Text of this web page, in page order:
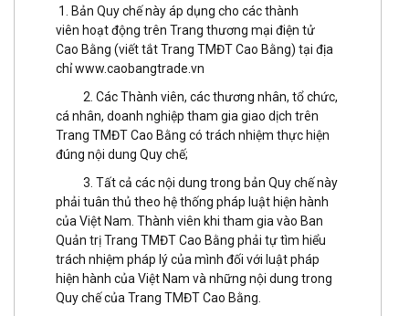
1. Bản Quy chế này áp dụng cho các thành
viên hoạt động trên Trang thương mại điện tử
Cao Bằng (viết tắt Trang TMĐT Cao Bằng) tại địa
chỉwww.caobangtrade.vn
2. Các Thành viên, các thương nhân, tổ chức,
cá nhân, doanh nghiệp tham gia giao dịch trên
Trang TMĐT Cao Bằng có trách nhiệm thực hiện
đúng nội dung Quy chế;
3. Tất cả các nội dung trong bản Quy chế này
phải tuân thủ theo hệ thống pháp luật hiện hành
của Việt Nam. Thành viên khi tham gia vào Ban
Quản trị Trang TMĐT Cao Bằng phải tự tìm hiểu
trách nhiệm pháp lý của mình đối với luật pháp
hiện hành của Việt Nam và những nội dung trong
Quy chế của Trang TMĐT Cao Bằng.